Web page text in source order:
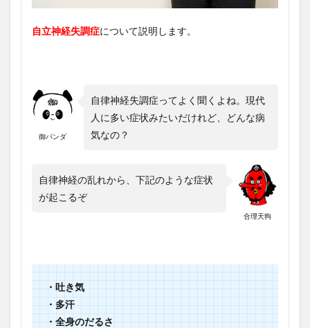
自立神経失調症について説明します。
御パンダ
自律神経失調症ってよく聞くよね。現代
人に多い症状みたいだけれど、どんな病
気なの？
合理天狗
自律神経の乱れから、下記のような症状
が起こるぞ
・吐き気
・多汗
・全身のだるさ